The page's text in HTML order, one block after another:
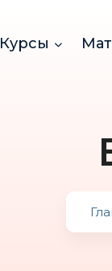
Курсы